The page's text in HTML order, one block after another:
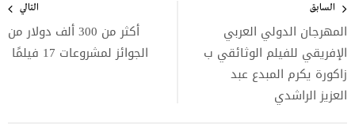
المقالات
السابق
المهرجان الدولي العربي
الإفريقي للفيلم الوثائقي ب
زاكورة يكرم المبدع عبد
العزيز الراشدي
التالي
أكثر من 300 ألف دولار من
الجوائز لمشروعات 17 فيلمًا